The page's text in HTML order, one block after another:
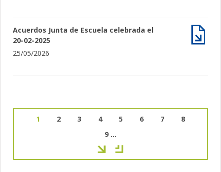
Acuerdos Junta de Escuela celebrada el
20-02-2025
25/05/2026
Página
1 Page
2 Page
3 Page
4 Page
5 Page
6 Page
7 Page
8
Page
9 …